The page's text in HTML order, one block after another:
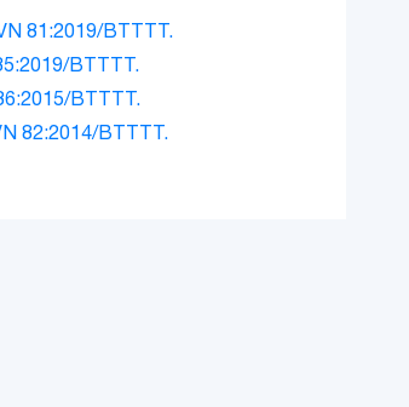
81:2019/BTTTT.
BTTTT.
BTTTT.
82:2014/BTTTT.